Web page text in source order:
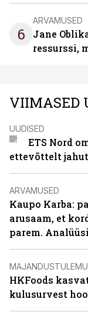
6
ARVAMUSED
Jane
ressurssi,
VIIMASED
UUDISED
ETS Nord
ettevõttelt
ARVAMUSED
Kaupo Karba:
arusaam, et
parem.
HKFoods
kulusurvest